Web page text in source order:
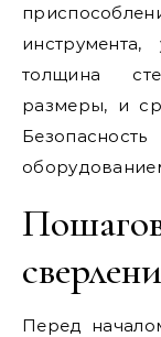
толщина
размеры, и
Перед